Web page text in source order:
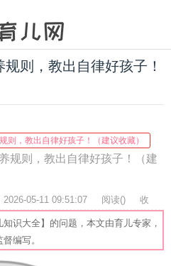
则，教出自律好孩子！
则，教出自律好孩子！（建议收藏）
规则，教出自律好孩子！（建
2026-05-11 09:51:07 阅读() 收
识大全】的问题，本文由育儿专家，
编写。